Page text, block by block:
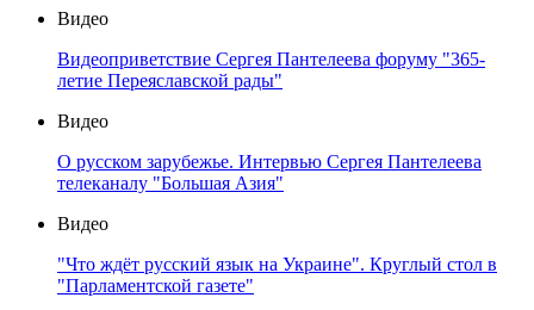
Видео
Видеоприветствие Сергея Пантелеева форуму "365-
летие Переяславской рады"
Видео
О русском зарубежье. Интервью Сергея Пантелеева
телеканалу "Большая Азия"
Видео
"Что ждёт русский язык на Украине". Круглый стол в
"Парламентской газете"